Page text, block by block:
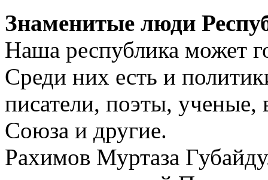
Знаменитые люди
Наша республика может
Среди них есть и
писатели, поэты, ученые,
Союза и другие.
Рахимов Муртаза